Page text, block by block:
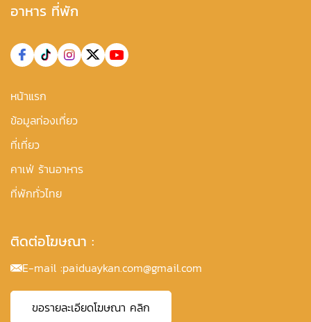
อาหาร ที่พัก
หน้าแรก
ข้อมูลท่องเที่ยว
ที่เที่ยว
คาเฟ่ ร้านอาหาร
ที่พักทั่วไทย
ติดต่อโฆษณา :
E-mail :paiduaykan.com@gmail.com
ขอรายละเอียดโฆษณา คลิก